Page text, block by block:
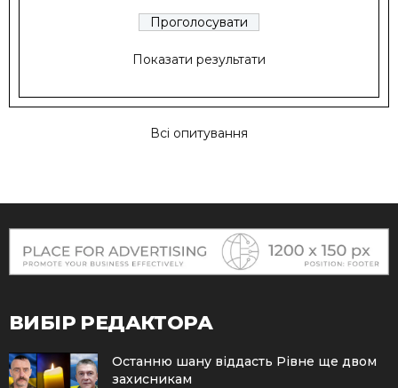
Показати результати
Всі опитування
ВИБІР РЕДАКТОРА
Останню шану віддасть Рівне ще двом
захисникам